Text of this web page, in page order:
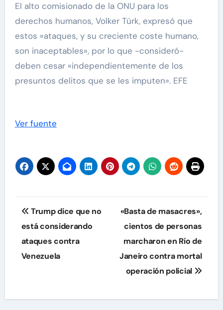
El alto comisionado de la ONU para los
derechos humanos, Volker Türk, expresó que
estos «ataques, y su creciente coste humano,
son inaceptables», por lo que -consideró-
deben cesar «independientemente de los
presuntos delitos que se les imputen». EFE
Ver fuente
Navegación
de
entradas
Trump dice que no
está considerando
ataques contra
Venezuela
«Basta de masacres»,
cientos de personas
marcharon en Río de
Janeiro contra mortal
operación policial